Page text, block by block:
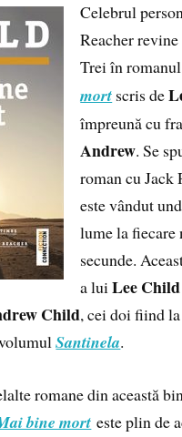
Celebrul
Reacher
Trei în
mort scris de
împreună cu
Andrew. Se
roman cu Jack
este vândut
lume la fiecare
secunde.
a luiLee Child
Child, cei doi fiind
Santinela.
romane din această
bine mort este plin de